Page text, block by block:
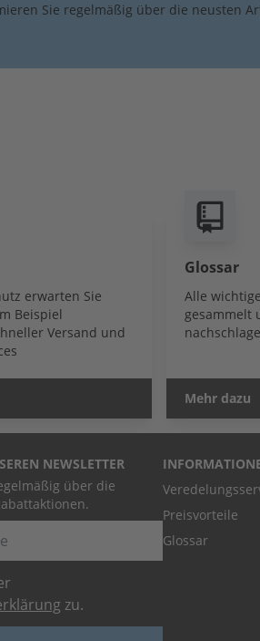
Sie regelmäßig über die neusten
erwarten Sie
Beispiel
Versand und
Glossar
Alle
gesammelt
Mehr dazu
NEWSLETTER
über die
zu.
Preisvorteile
Glossar